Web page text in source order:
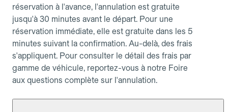
réservation à l'avance, l'annulation est gratuite
jusqu'à 30 minutes avant le départ. Pour une
réservation immédiate, elle est gratuite dans les 5
minutes suivant la confirmation. Au-delà, des frais
s'appliquent. Pour consulter le détail des frais par
gamme de véhicule, reportez-vous à notre Foire
aux questions complète sur l'annulation.